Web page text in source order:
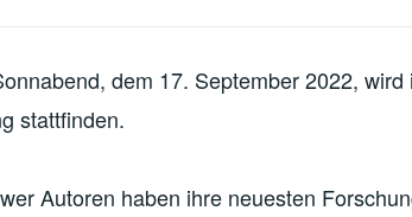
dem 17. September 2022,
stattfinden.
Autoren haben ihre neuesten